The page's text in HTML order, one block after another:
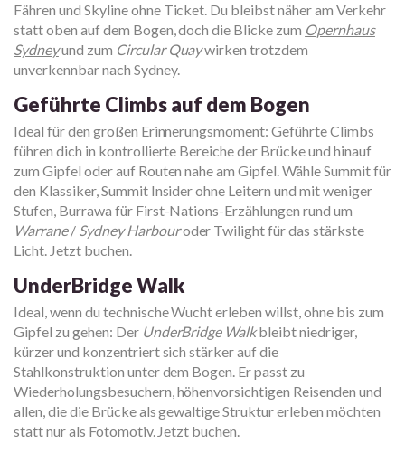
Fähren und Skyline ohne Ticket. Du bleibst näher am Verkehr
statt oben auf dem Bogen, doch die Blicke zum Opernhaus
Sydneyund zum Circular Quaywirken trotzdem
unverkennbar nach Sydney.
Geführte Climbs auf dem Bogen
Ideal für den großen Erinnerungsmoment: Geführte Climbs
führen dich in kontrollierte Bereiche der Brücke und hinauf
zum Gipfel oder auf Routen nahe am Gipfel. Wähle Summit für
den Klassiker, Summit Insider ohne Leitern und mit weniger
Stufen, Burrawa für First-Nations-Erzählungen rund um
Warrane/ Sydney Harbouroder Twilight für das stärkste
Licht. Jetzt buchen.
UnderBridge Walk
Ideal, wenn du technische Wucht erleben willst, ohne bis zum
Gipfel zu gehen: Der UnderBridge Walkbleibt niedriger,
kürzer und konzentriert sich stärker auf die
Stahlkonstruktion unter dem Bogen. Er passt zu
Wiederholungsbesuchern, höhenvorsichtigen Reisenden und
allen, die die Brücke als gewaltige Struktur erleben möchten
statt nur als Fotomotiv. Jetzt buchen.